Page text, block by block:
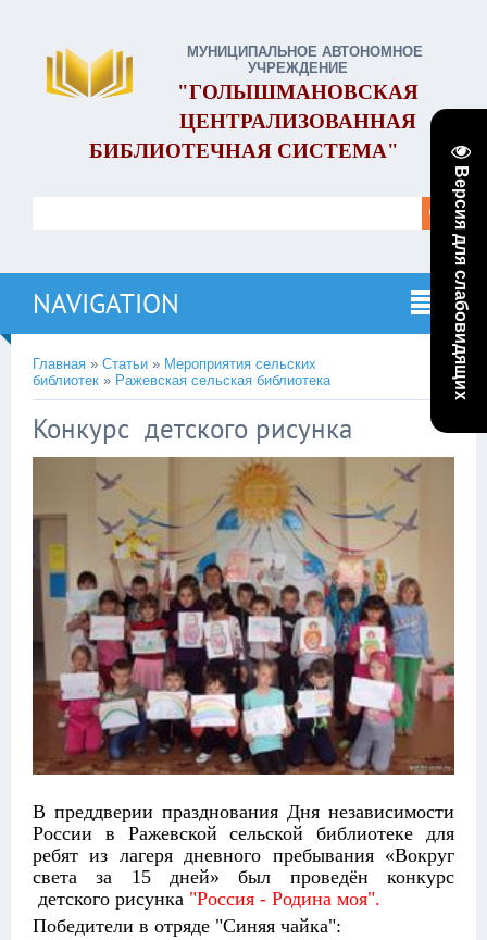
Версия для слабовидящих
МУНИЦИПАЛЬНОЕ АВТОНОМНОЕ
УЧРЕЖДЕНИЕ
"ГОЛЫШМАНОВСКАЯ
ЦЕНТРАЛИЗОВАННАЯ
БИБЛИОТЕЧНАЯ СИСТЕМА"
NAVIGATION
Главная » Статьи » Мероприятия сельских
библиотек » Ражевская сельская библиотека
Конкурс детского рисунка
В преддверии празднования Дня независимости
России в Ражевской сельской библиотеке для
ребят из лагеря дневного пребывания «Вокруг
света за 15 дней» был проведён конкурс
детского рисунка "Россия - Родина моя".
Победители в отряде "Синяя чайка":